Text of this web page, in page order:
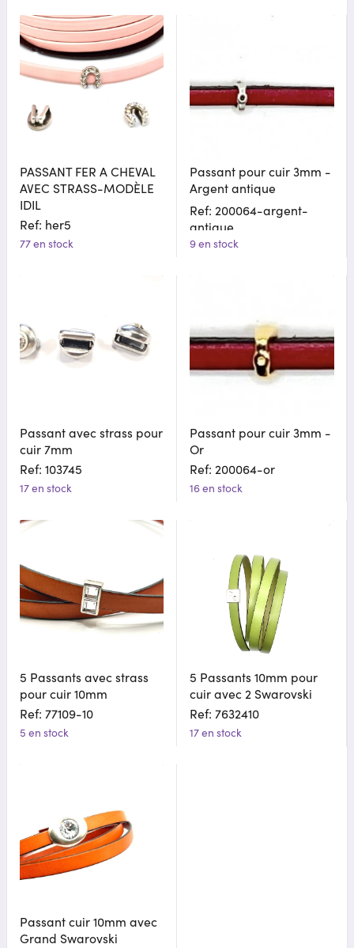
PASSANT FER A CHEVAL
AVEC STRASS-MODÈLE
IDIL
Ref: her5
77 en stock
Passant pour cuir 3mm -
Argent antique
Ref: 200064-argent-
antique
9 en stock
Passant avec strass pour
cuir 7mm
Ref: 103745
17 en stock
Passant pour cuir 3mm -
Or
Ref: 200064-or
16 en stock
5 Passants avec strass
pour cuir 10mm
Ref: 77109-10
5 en stock
5 Passants 10mm pour
cuir avec 2 Swarovski
Ref: 7632410
17 en stock
Passant cuir 10mm avec
Grand Swarovski